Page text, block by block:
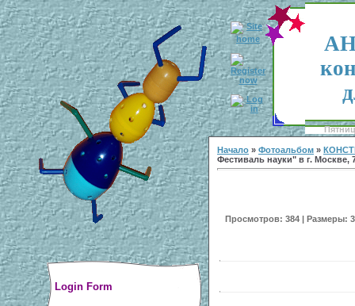
Login Form
Начало » Фотоальбом »
Фестиваль науки" в г. Москве,
Просмотров: 384 | Размеры: